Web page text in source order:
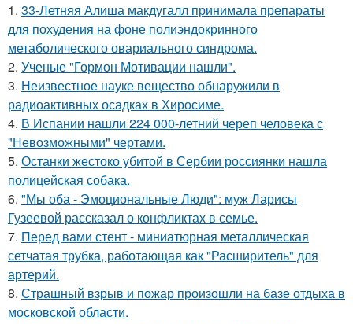
1. 33-Летняя Алиша макдугалл принимала препараты
для похудения на фоне полиэндокринного
метаболического овариального синдрома.
2. Ученые "Гормон Мотивации нашли".
3. Неизвестное науке вещество обнаружили в
радиоактивных осадках в Хиросиме.
4. В Испании нашли 224 000-летний череп человека с
"Невозможными" чертами.
5. Останки жестоко убитой в Сербии россиянки нашла
полицейская собака.
6. "Мы оба - Эмоциональные Люди": муж Ларисы
Гузеевой рассказал о конфликтах в семье.
7. Перед вами стент - миниатюрная металлическая
сетчатая трубка, работающая как "Расширитель" для
артерий.
8. Страшный взрыв и пожар произошли на базе отдыха в
московской области.